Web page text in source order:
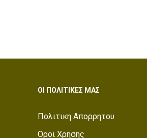
ΟΙ ΠΟΛΙΤΙΚΕΣ ΜΑΣ
Πολιτικη Απορρητου
Οροι Χρησης